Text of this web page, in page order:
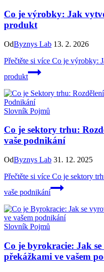
Co je výrobky: Jak
produkt
OdByznys Lab 13. 2. 2026
Přečtěte si více Co je výrobky:
produkt
Slovník Pojmů
Co je sektory trhu:
vaše podnikání
OdByznys Lab 31. 12. 2025
Přečtěte si více Co je sektory
vaše podnikání
Slovník Pojmů
Co je byrokracie: Jak
překážkami ve vašem